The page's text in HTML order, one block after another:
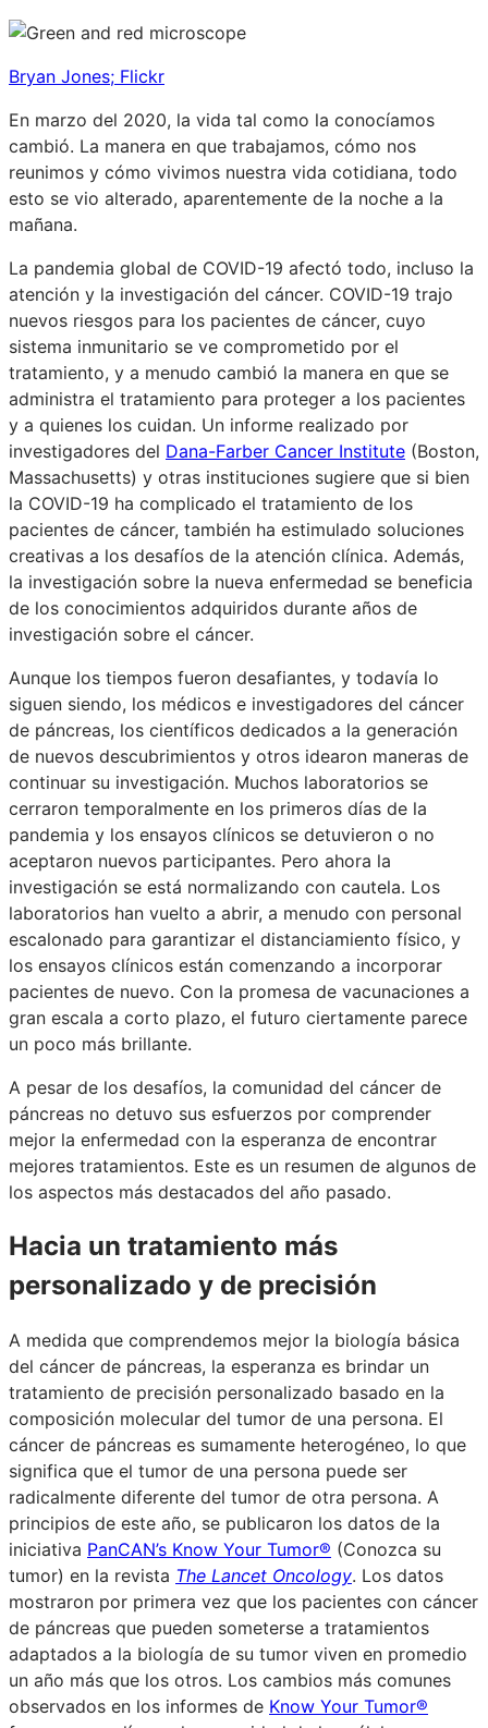
Bryan Jones; Flickr
En marzo del 2020, la vida tal como la conocíamos
cambió. La manera en que trabajamos, cómo nos
reunimos y cómo vivimos nuestra vida cotidiana, todo
esto se vio alterado, aparentemente de la noche a la
mañana.
La pandemia global de COVID-19 afectó todo, incluso la
atención y la investigación del cáncer. COVID-19 trajo
nuevos riesgos para los pacientes de cáncer, cuyo
sistema inmunitario se ve comprometido por el
tratamiento, y a menudo cambió la manera en que se
administra el tratamiento para proteger a los pacientes
y a quienes los cuidan. Un informe realizado por
investigadores del Dana-Farber Cancer Institute (Boston,
Massachusetts) y otras instituciones sugiere que si bien
la COVID-19 ha complicado el tratamiento de los
pacientes de cáncer, también ha estimulado soluciones
creativas a los desafíos de la atención clínica. Además,
la investigación sobre la nueva enfermedad se beneficia
de los conocimientos adquiridos durante años de
investigación sobre el cáncer.
Aunque los tiempos fueron desafiantes, y todavía lo
siguen siendo, los médicos e investigadores del cáncer
de páncreas, los científicos dedicados a la generación
de nuevos descubrimientos y otros idearon maneras de
continuar su investigación. Muchos laboratorios se
cerraron temporalmente en los primeros días de la
pandemia y los ensayos clínicos se detuvieron o no
aceptaron nuevos participantes. Pero ahora la
investigación se está normalizando con cautela. Los
laboratorios han vuelto a abrir, a menudo con personal
escalonado para garantizar el distanciamiento físico, y
los ensayos clínicos están comenzando a incorporar
pacientes de nuevo. Con la promesa de vacunaciones a
gran escala a corto plazo, el futuro ciertamente parece
un poco más brillante.
A pesar de los desafíos, la comunidad del cáncer de
páncreas no detuvo sus esfuerzos por comprender
mejor la enfermedad con la esperanza de encontrar
mejores tratamientos. Este es un resumen de algunos de
los aspectos más destacados del año pasado.
Hacia un tratamiento más
personalizado y de precisión
A medida que comprendemos mejor la biología básica
del cáncer de páncreas, la esperanza es brindar un
tratamiento de precisión personalizado basado en la
composición molecular del tumor de una persona. El
cáncer de páncreas es sumamente heterogéneo, lo que
significa que el tumor de una persona puede ser
radicalmente diferente del tumor de otra persona. A
principios de este año, se publicaron los datos de la
iniciativa PanCAN’s Know Your Tumor® (Conozca su
tumor) en la revista The Lancet Oncology. Los datos
mostraron por primera vez que los pacientes con cáncer
de páncreas que pueden someterse a tratamientos
adaptados a la biología de su tumor viven en promedio
un año más que los otros. Los cambios más comunes
observados en los informes de Know Your Tumor®